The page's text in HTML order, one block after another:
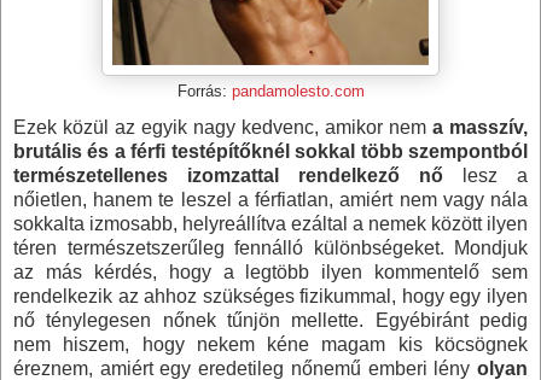
Forrás: pandamolesto.com
Ezek közül az egyik nagy kedvenc, amikor nem a masszív,
brutális és a férfi testépítőknél sokkal több szempontból
természetellenes izomzattal rendelkező nő lesz a
nőietlen, hanem te leszel a férfiatlan, amiért nem vagy nála
sokkalta izmosabb, helyreállítva ezáltal a nemek között ilyen
téren természetszerűleg fennálló különbségeket. Mondjuk
az más kérdés, hogy a legtöbb ilyen kommentelő sem
rendelkezik az ahhoz szükséges fizikummal, hogy egy ilyen
nő ténylegesen nőnek tűnjön mellette. Egyébiránt pedig
nem hiszem, hogy nekem kéne magam kis köcsögnek
éreznem, amiért egy eredetileg nőnemű emberi lény olyan